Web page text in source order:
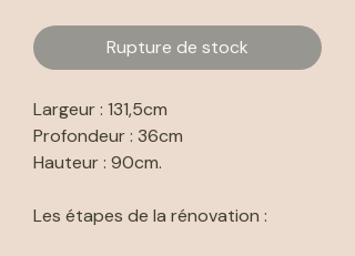
Rupture de stock
Largeur : 131,5cm
Profondeur : 36cm
Hauteur : 90cm.
Les étapes de la rénovation :